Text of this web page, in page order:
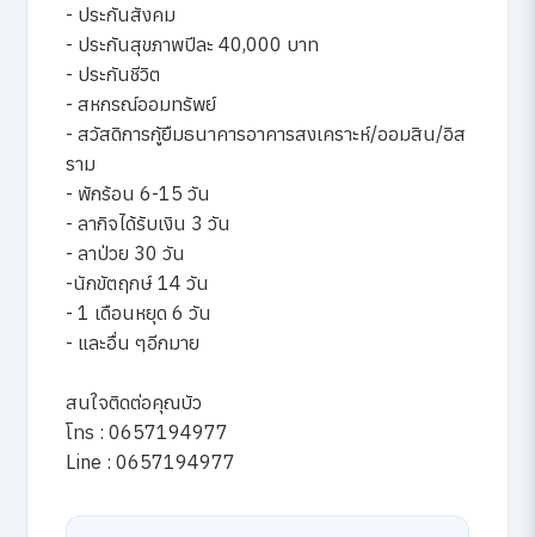
- ประกันสังคม
- ประกันสุขภาพปีละ 40,000 บาท
- ประกันชีวิต
- สหกรณ์ออมทรัพย์
- สวัสดิการกู้ยืมธนาคารอาคารสงเคราะห์/ออมสิน/อิส
ราม
- พักร้อน 6-15 วัน
- ลากิจได้รับเงิน 3 วัน
- ลาป่วย 30 วัน
-นักขัตฤกษ์ 14 วัน
- 1 เดือนหยุด 6 วัน
- และอื่น ๆอีกมาย
สนใจติดต่อคุณบัว
โทร : 0657194977
Line : 0657194977